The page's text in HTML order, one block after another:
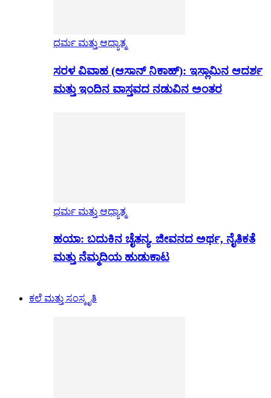
ಧರ್ಮ ಮತ್ತು ಆಧ್ಯಾತ್ಮ
ಸರಳ ವಿವಾಹ (ಆಸಾನ್ ನಿಕಾಹ್): ಇಸ್ಲಾಮಿನ ಆದರ್ಶ
ಮತ್ತು ಇಂದಿನ ವಾಸ್ತವದ ನಡುವಿನ ಅಂತರ
ಧರ್ಮ ಮತ್ತು ಆಧ್ಯಾತ್ಮ
ಹಯಾ: ಬದುಕಿನ ಚೈತನ್ಯ. ಜೀವನದ ಅರ್ಥ, ನೈತಿಕತೆ
ಮತ್ತು ನೆಮ್ಮದಿಯ ಹುಡುಕಾಟ
ಕಲೆ ಮತ್ತು ಸಂಸ್ಕೃತಿ